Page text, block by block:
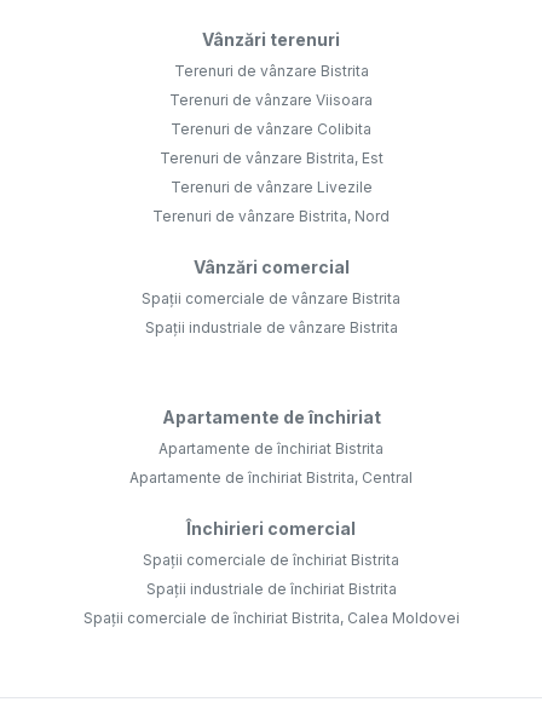
Vânzări terenuri
Terenuri de vânzare Bistrita
Terenuri de vânzare Viisoara
Terenuri de vânzare Colibita
Terenuri de vânzare Bistrita, Est
Terenuri de vânzare Livezile
Terenuri de vânzare Bistrita, Nord
Vânzări comercial
Spații comerciale de vânzare Bistrita
Spații industriale de vânzare Bistrita
Apartamente de închiriat
Apartamente de închiriat Bistrita
Apartamente de închiriat Bistrita, Central
Închirieri comercial
Spații comerciale de închiriat Bistrita
Spații industriale de închiriat Bistrita
Spații comerciale de închiriat Bistrita, Calea Moldovei